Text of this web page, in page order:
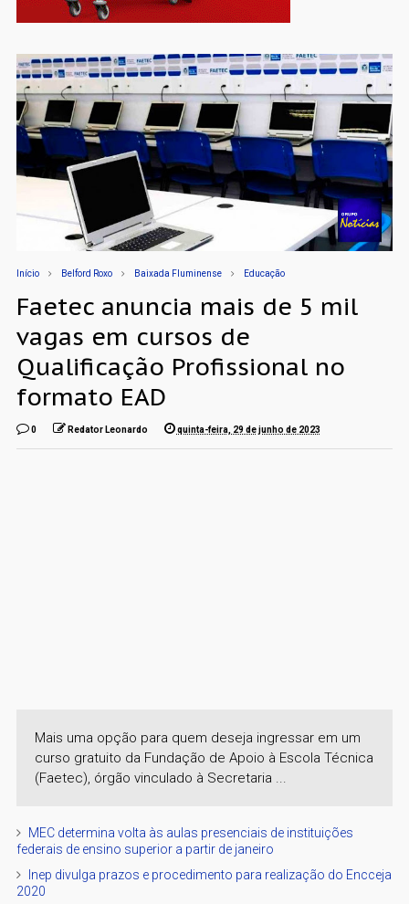
Início Belford Roxo Baixada Fluminense Educação
Faetec anuncia mais de 5 mil
vagas em cursos de
Qualificação Profissional no
formato EAD
0 Redator Leonardo quinta-feira, 29 de junho de 2023
Mais uma opção para quem deseja ingressar em um
curso gratuito da Fundação de Apoio à Escola Técnica
(Faetec), órgão vinculado à Secretaria ...
MEC determina volta às aulas presenciais de instituições
federais de ensino superior a partir de janeiro
Inep divulga prazos e procedimento para realização do Encceja
2020